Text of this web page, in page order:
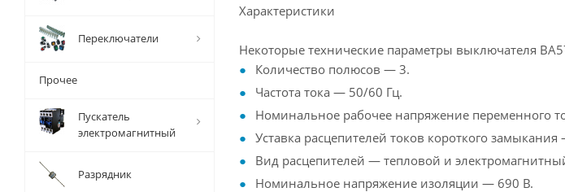
Характеристики
Некоторые технические параметры выключателя
Количество полюсов — 3.
Частота тока — 50/60 Гц.
Номинальное рабочее напряжение переменного
Уставка расцепителей токов короткого
Вид расцепителей — тепловой и
Номинальное напряжение изоляции — 690 В.
Переключатели
Прочее
Пускатель
электромагнитный
Разрядник